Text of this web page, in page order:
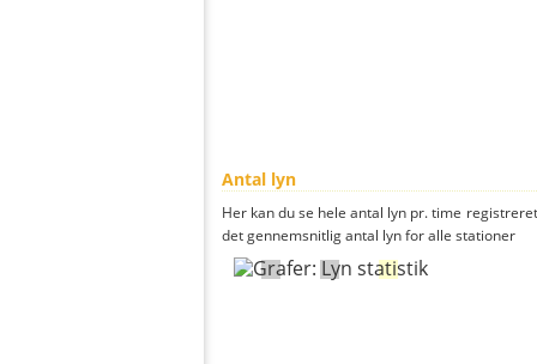
Antal lyn
Her kan du se hele antal lyn pr. time
det gennemsnitlig antal lyn for alle stationer